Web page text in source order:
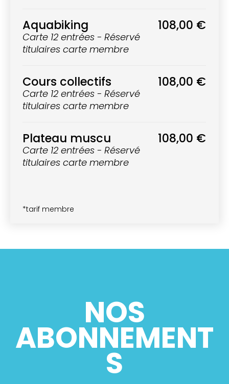
Aquabiking
Carte 12 entrées - Réservé
titulaires carte membre
108,00 €
Cours collectifs
Carte 12 entrées - Réservé
titulaires carte membre
108,00 €
Plateau muscu
Carte 12 entrées - Réservé
titulaires carte membre
108,00 €
*tarif membre
NOS
ABONNEMENT
S